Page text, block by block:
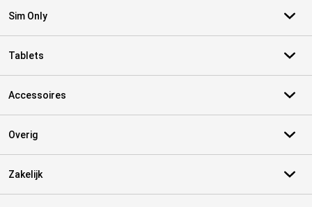
Sim Only
Tablets
Accessoires
Overig
Zakelijk